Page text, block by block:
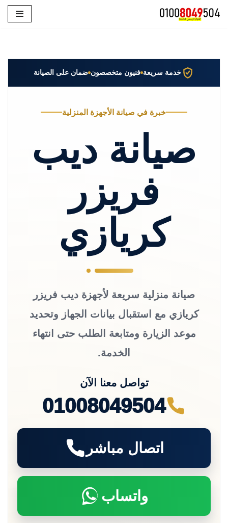
خدمة سريعة فنيون متخصصون ضمان على الصيانة
خبرة في صيانة الأجهزة المنزلية
صيانة ديب
فريزر
كريازي
صيانة منزلية سريعة لأجهزة ديب فريزر
كريازي مع استقبال بيانات الجهاز وتحديد
موعد الزيارة ومتابعة الطلب حتى انتهاء
الخدمة.
تواصل معنا الآن
01008049504
اتصال مباشر
واتساب